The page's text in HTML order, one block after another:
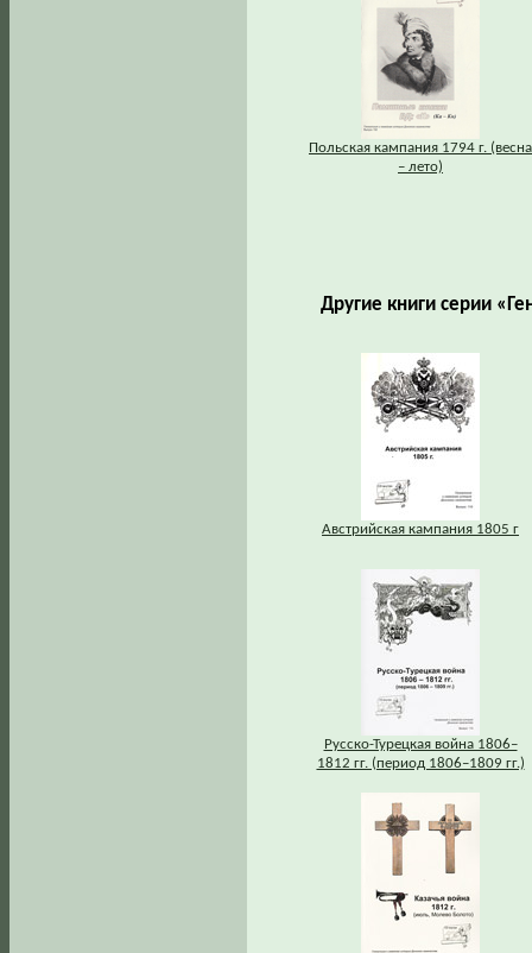
Польская кампания 1794 г. (весна
– лето)
Другие книги серии
Австрийская кампания 1805 г
Русско-Турецкая война 1806–
1812 гг. (период 1806–1809 гг.)